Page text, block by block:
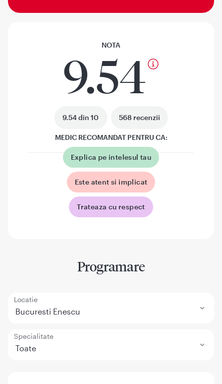
NOTA
9.54
9.54 din 10 568 recenzii
MEDIC RECOMANDAT PENTRU CA:
Explica pe intelesul tau
Este atent si implicat
Trateaza cu respect
Programare
Locatie
Bucuresti Enescu
Specialitate
Toate